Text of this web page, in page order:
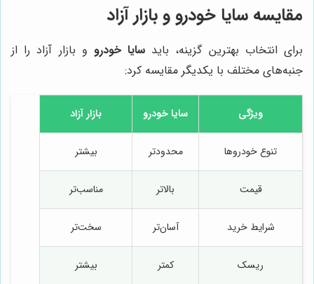
مقایسه سایا خودرو و بازار آزاد
برای انتخاب بهترین گزینه، باید سایا خودرو و بازار آزاد را از
جنبه‌های مختلف با یکدیگر مقایسه کرد:
ویژگی سایا خودرو بازار آزاد
تنوع خودروها محدودتر بیشتر
قیمت بالاتر مناسب‌تر
شرایط خرید آسان‌تر سخت‌تر
ریسک کمتر بیشتر